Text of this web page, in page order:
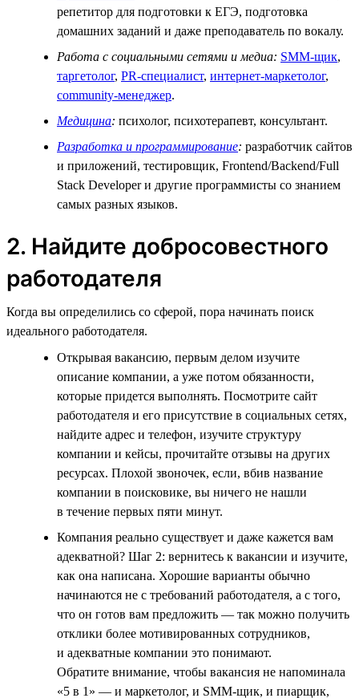
репетитор для подготовки к ЕГЭ, подготовка
домашних заданий и даже преподаватель по вокалу.
Работа с социальными сетями и медиа: SMM-щик,
таргетолог, PR-специалист, интернет-маркетолог,
community-менеджер.
Медицина: психолог, психотерапевт, консультант.
Разработка и программирование: разработчик сайтов
и приложений, тестировщик, Frontend/Backend/Full
Stack Developer и другие программисты со знанием
самых разных языков.
2. Найдите добросовестного
работодателя
Когда вы определились со сферой, пора начинать поиск
идеального работодателя.
Открывая вакансию, первым делом изучите
описание компании, а уже потом обязанности,
которые придется выполнять. Посмотрите сайт
работодателя и его присутствие в социальных сетях,
найдите адрес и телефон, изучите структуру
компании и кейсы, прочитайте отзывы на других
ресурсах. Плохой звоночек, если, вбив название
компании в поисковике, вы ничего не нашли
в течение первых пяти минут.
Компания реально существует и даже кажется вам
адекватной? Шаг 2: вернитесь к вакансии и изучите,
как она написана. Хорошие варианты обычно
начинаются не с требований работодателя, а с того,
что он готов вам предложить — так можно получить
отклики более мотивированных сотрудников,
и адекватные компании это понимают.
Обратите внимание, чтобы вакансия не напоминала
«5 в 1» — и маркетолог, и SMM-щик, и пиарщик,